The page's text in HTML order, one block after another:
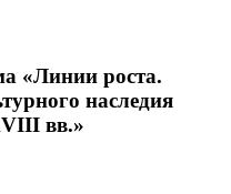
«Линии роста.
наследия
вв.»